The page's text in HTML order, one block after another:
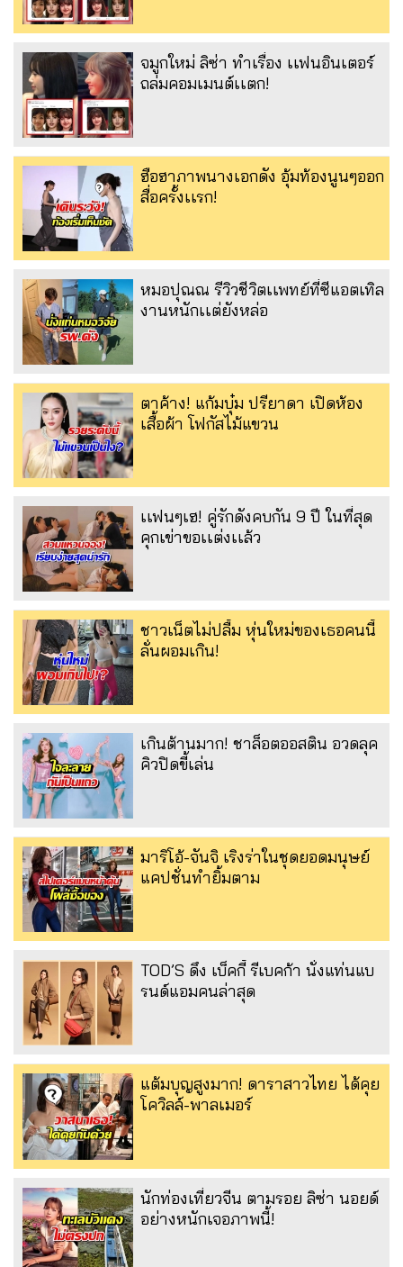
จมูกใหม่ ลิซ่า ทำเรื่อง เเฟนอินเตอร์
ถล่มคอมเมนต์เเตก!
ฮือฮาภาพนางเอกดัง อุ้มท้องนูนๆออก
สื่อครั้งเเรก!
หมอปุณณ รีวิวชีวิตเเพทย์ที่ซีแอตเทิล
งานหนักเเต่ยังหล่อ
ตาค้าง! แก้มบุ๋ม ปรียาดา เปิดห้อง
เสื้อผ้า โฟกัสไม้แขวน
เเฟนๆเฮ! คู่รักดังคบกัน 9 ปี ในที่สุด
คุกเข่าขอเเต่งเเล้ว
ชาวเน็ตไม่ปลื้ม หุ่นใหม่ของเธอคนนี้
ลั่นผอมเกิน!
เกินต้านมาก! ชาล็อตออสติน อวดลุค
คิวปิดขี้เล่น
มาริโอ้-จันจิ เริงร่าในชุดยอดมนุษย์
แคปชั่นทำยิ้มตาม
TOD’S ดึง เบ็คกี้ รีเบคก้า นั่งแท่นแบ
รนด์แอมคนล่าสุด
แต้มบุญสูงมาก! ดาราสาวไทย ได้คุย
โควิลล์-พาลเมอร์
นักท่องเที่ยวจีน ตามรอย ลิซ่า นอยด์
อย่างหนักเจอภาพนี้!